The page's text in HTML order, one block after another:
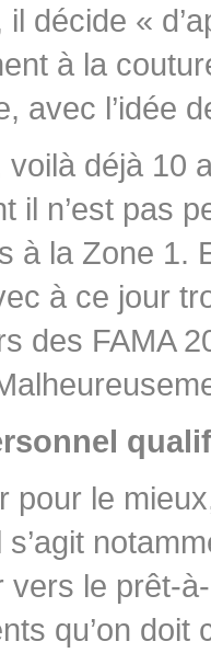
décide «
à la
avec l’idée
voilà déjà 10
il n’est pas
à la Zone 1.
à ce jour
des FAMA
pour le
vers le prêt-
qu’on doit